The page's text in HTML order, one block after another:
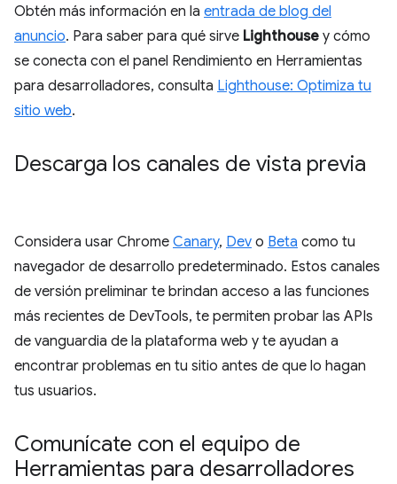
Obtén más información en la entrada de blog del
anuncio. Para saber para qué sirve Lighthouse y cómo
se conecta con el panel Rendimiento en Herramientas
para desarrolladores, consulta Lighthouse: Optimiza tu
sitio web.
Descarga los canales de vista previa
Considera usar Chrome Canary, Dev o Beta como tu
navegador de desarrollo predeterminado. Estos canales
de versión preliminar te brindan acceso a las funciones
más recientes de DevTools, te permiten probar las APIs
de vanguardia de la plataforma web y te ayudan a
encontrar problemas en tu sitio antes de que lo hagan
tus usuarios.
Comunícate con el equipo de
Herramientas para desarrolladores